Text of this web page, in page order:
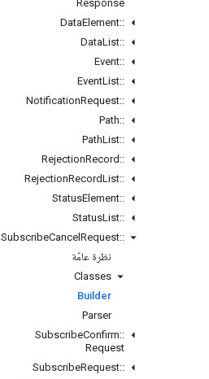
Response
::
DataElement
::
DataList
::
Event
::
EventList
::
NotificationRequest
::
Path
::
PathList
::
RejectionRecord
::
RejectionRecordList
::
StatusElement
::
StatusList
::
SubscribeCancel Request
نظرة عامّة
Classes
Builder
Parser
::
SubscribeConfirm
Request
::
SubscribeRequest